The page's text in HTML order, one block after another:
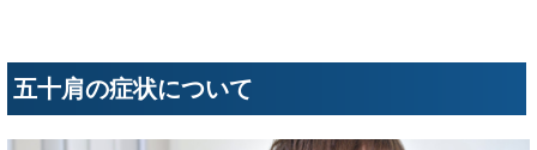
五十肩の症状について